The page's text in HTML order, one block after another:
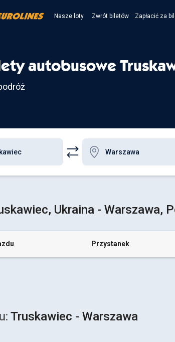
Nasze loty Zwrót biletów Zapłacić za
autobusowe
Ukraina - Warszawa,
Przystanek
Truskawiec - Warszawa